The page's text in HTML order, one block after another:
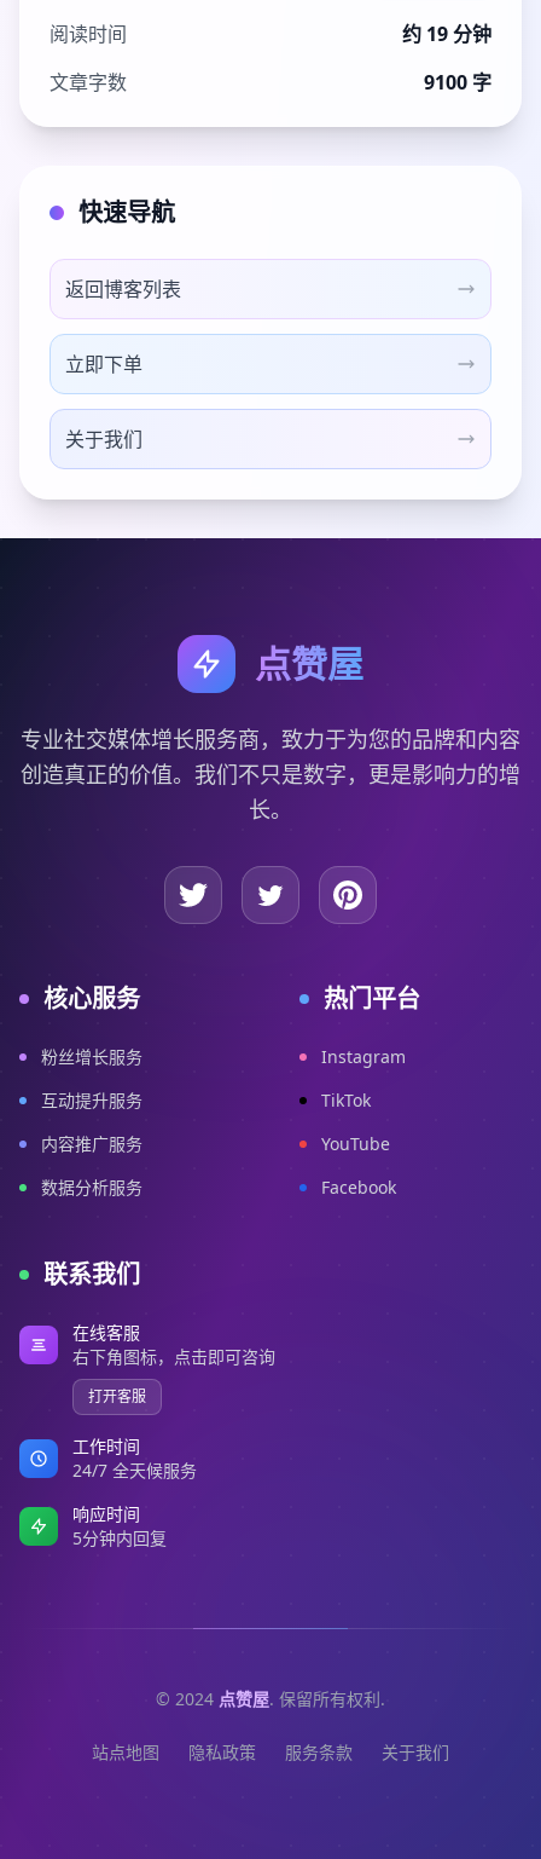
阅读时间
约 19 分钟
文章字数
9100 字
快速导航
返回博客列表
立即下单
关于我们
点赞屋
专业社交媒体增长服务商，致力于为您的品牌和内容
创造真正的价值。我们不只是数字，更是影响力的增
长。
核心服务
粉丝增长服务
互动提升服务
内容推广服务
数据分析服务
热门平台
Instagram
TikTok
YouTube
Facebook
联系我们
在线客服
右下角图标，点击即可咨询
打开客服
工作时间
24/7 全天候服务
响应时间
5分钟内回复
© 2024 点赞屋. 保留所有权利.
站点地图 隐私政策 服务条款 关于我们